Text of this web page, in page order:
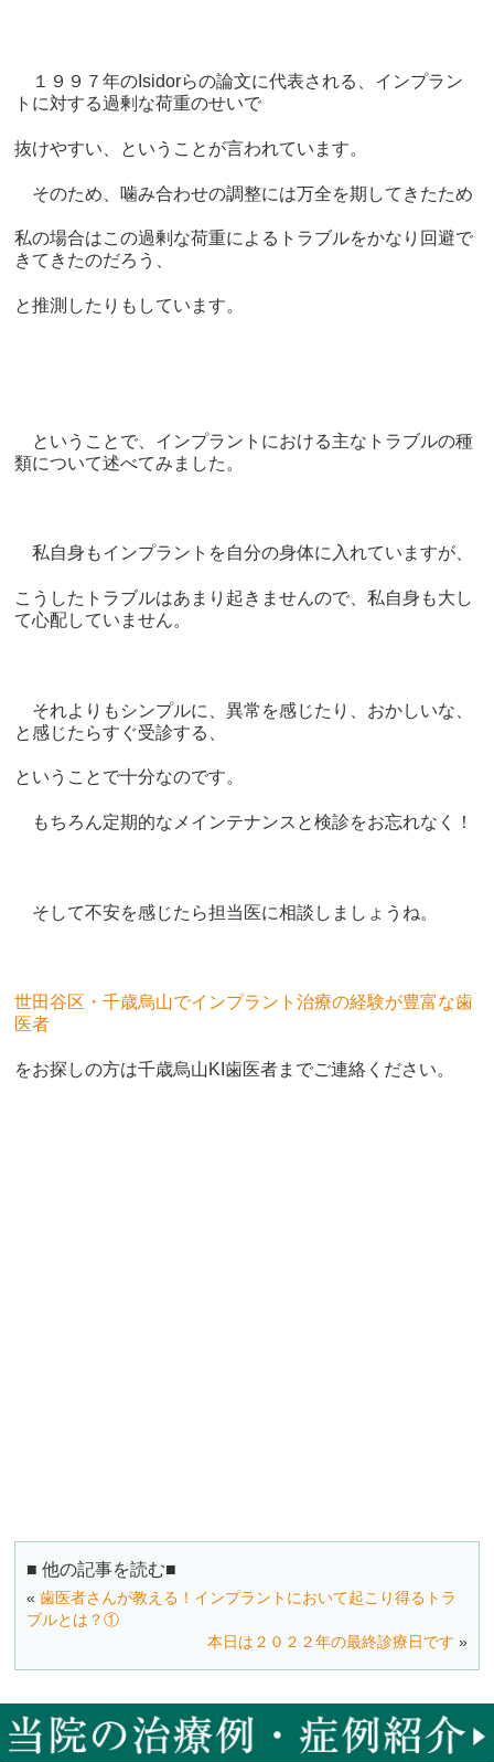
１９９７年のIsidorらの論文に代表される、インプラン
トに対する過剰な荷重のせいで
抜けやすい、ということが言われています。
そのため、噛み合わせの調整には万全を期してきたため
私の場合はこの過剰な荷重によるトラブルをかなり回避で
きてきたのだろう、
と推測したりもしています。
ということで、インプラントにおける主なトラブルの種
類について述べてみました。
私自身もインプラントを自分の身体に入れていますが、
こうしたトラブルはあまり起きませんので、私自身も大し
て心配していません。
それよりもシンプルに、異常を感じたり、おかしいな、
と感じたらすぐ受診する、
ということで十分なのです。
もちろん定期的なメインテナンスと検診をお忘れなく！
そして不安を感じたら担当医に相談しましょうね。
世田谷区・千歳烏山でインプラント治療の経験が豊富な歯
医者
をお探しの方は千歳烏山KI歯医者までご連絡ください。
■ 他の記事を読む■
«歯医者さんが教える！インプラントにおいて起こり得るトラ
ブルとは？①
本日は２０２２年の最終診療日です »